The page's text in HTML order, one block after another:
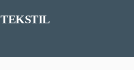
TEKSTIL